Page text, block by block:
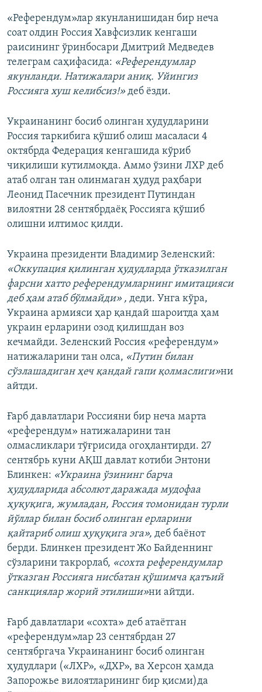
«Референдум»лар якунланишидан бир неча
соат олдин Россия Хавфсизлик кенгаши
раисининг ўринбосари Дмитрий Медведев
телеграм саҳифасида: «Референдумлар
якунланди. Натижалари аниқ. Уйингиз
Россияга хуш келибсиз!» деб ёзди.
Украинанинг босиб олинган ҳудудларини
Россия таркибига қўшиб олиш масаласи 4
октябрда Федерация кенгашида кўриб
чиқилиши кутилмоқда. Аммо ўзини ЛХР деб
атаб олган тан олинмаган ҳудуд раҳбари
Леонид Пасечник президент Путиндан
вилоятни 28 сентябрдаёқ Россияга қўшиб
олишни илтимос қилди.
Украина президенти Владимир Зеленский:
«Оккупация қилинган ҳудудларда ўтказилган
фарсни хатто референдумларнинг имитацияси
деб ҳам атаб бўлмайди» , деди. Унга кўра,
Украина армияси ҳар қандай шароитда ҳам
украин ерларини озод қилишдан воз
кечмайди. Зеленский Россия «референдум»
натижаларини тан олса, «Путин билан
сўзлашадиган ҳеч қандай гапи қолмаслиги»ни
айтди.
Ғарб давлатлари Россияни бир неча марта
«референдум» натижаларини тан
олмасликлари тўғрисида огоҳлантирди. 27
сентябрь куни АҚШ давлат котиби Энтони
Блинкен: «Украина ўзининг барча
ҳудудларида абсолют даражада мудофаа
ҳуқуқига, жумладан, Россия томонидан турли
йўллар билан босиб олинган ерларини
қайтариб олиш ҳуқуқига эга», деб баёнот
берди. Блинкен президент Жо Байденнинг
сўзларини такрорлаб, «сохта референдумлар
ўтказган Россияга нисбатан қўшимча қатъий
санкциялар жорий этилиши»ни айтди.
Ғарб давлатлари «сохта» деб атаётган
«референдум»лар 23 сентябрдан 27
сентябргача Украинанинг босиб олинган
ҳудудлари («ЛХР», «ДХР», ва Херсон ҳамда
Запорожье вилоятларининг бир қисми)да